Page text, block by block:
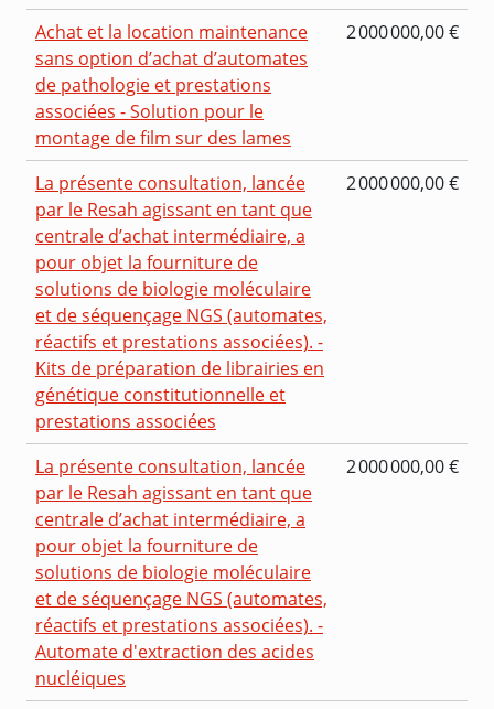
Achat et la location maintenance
sans option d’achat d’automates
de pathologie et prestations
associées - Solution pour le
montage de film sur des lames
2 000 000,00 €
La présente consultation, lancée
par le Resah agissant en tant que
centrale d’achat intermédiaire, a
pour objet la fourniture de
solutions de biologie moléculaire
et de séquençage NGS (automates,
réactifs et prestations associées). -
Kits de préparation de librairies en
génétique constitutionnelle et
prestations associées
2 000 000,00 €
La présente consultation, lancée
par le Resah agissant en tant que
centrale d’achat intermédiaire, a
pour objet la fourniture de
solutions de biologie moléculaire
et de séquençage NGS (automates,
réactifs et prestations associées). -
Automate d'extraction des acides
nucléiques
2 000 000,00 €